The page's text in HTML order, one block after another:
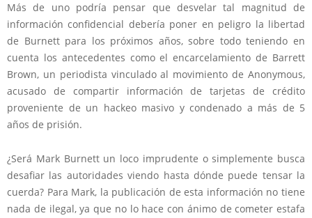
Más de uno podría pensar que desvelar tal magnitud de
información confidencial debería poner en peligro la libertad
de Burnett para los próximos años, sobre todo teniendo en
cuenta los antecedentes como el encarcelamiento de Barrett
Brown, un periodista vinculado al movimiento de Anonymous,
acusado de compartir información de tarjetas de crédito
proveniente de un hackeo masivo y condenado a más de 5
años de prisión.
¿Será Mark Burnett un loco imprudente o simplemente busca
desafiar las autoridades viendo hasta dónde puede tensar la
cuerda? Para Mark, la publicación de esta información no tiene
nada de ilegal, ya que no lo hace con ánimo de cometer estafa